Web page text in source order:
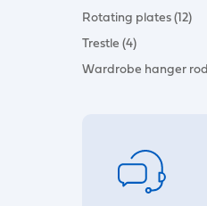
Rotating plates (12)
Trestle (4)
Wardrobe hanger